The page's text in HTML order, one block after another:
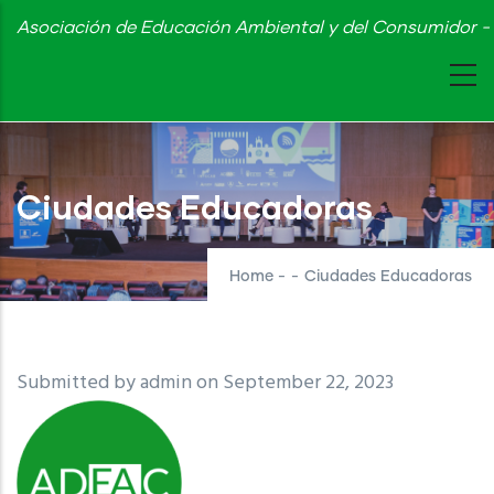
Skip
content
Asociación de Educación Ambiental y del Consumidor
Ciudades Educadoras
Home - - Ciudades Educadoras
Submitted byadminon September 22, 2023